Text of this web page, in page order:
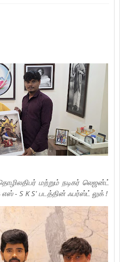
மற்றும் நடிகர் லெஜன்ட்
- S K S' படத்தின் ஃபர்ஸ்ட் லுக் !